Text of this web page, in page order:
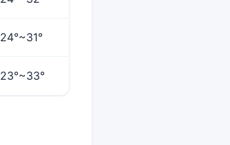
24°~31°
23°~33°